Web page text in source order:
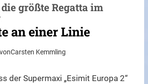
größte Regatta im
an einer Linie
vonCarsten Kemmling
der Supermaxi „Esimit Europa 2“